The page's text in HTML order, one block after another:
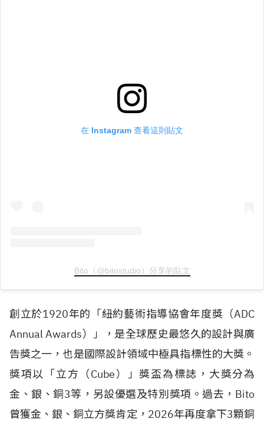
在 Instagram 查看這則貼文
Bito（@bitostudio）分享的貼文
創立於1920年的「紐約藝術指導協會年度獎（ADC
Annual Awards）」，是全球歷史最悠久的設計與廣
告獎之一，也是國際設計領域中極具指標性的大獎。
獎項以「立方（Cube）」獎盃為標誌，大獎分為
金、銀、銅3等，另設優選及特別獎項。過去， Bito
曾獲金、銀、銅立方獎肯定， 2026年再度拿下3顆銅